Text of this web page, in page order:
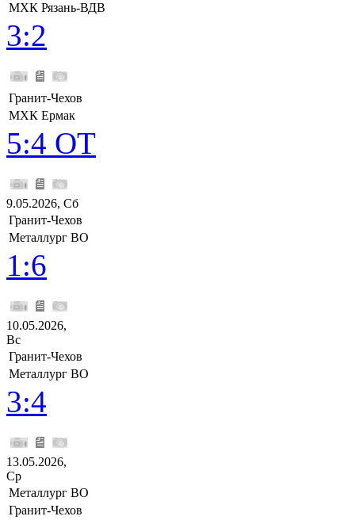
МХК Рязань-ВДВ
3:2
Гранит-Чехов
МХК Ермак
5:4 ОТ
9.05.2026, Сб
Гранит-Чехов
Металлург ВО
1:6
10.05.2026,
Вс
Гранит-Чехов
Металлург ВО
3:4
13.05.2026,
Ср
Металлург ВО
Гранит-Чехов